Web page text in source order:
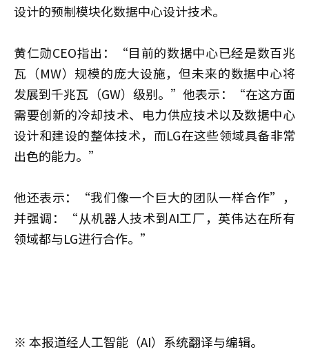
设计的预制模块化数据中心设计技术。
黄仁勋CEO指出：“目前的数据中心已经是数百兆
瓦（MW）规模的庞大设施，但未来的数据中心将
发展到千兆瓦（GW）级别。”他表示：“在这方面
需要创新的冷却技术、电力供应技术以及数据中心
设计和建设的整体技术，而LG在这些领域具备非常
出色的能力。”
他还表示：“我们像一个巨大的团队一样合作”，
并强调：“从机器人技术到AI工厂，英伟达在所有
领域都与LG进行合作。”
※ 本报道经人工智能（AI）系统翻译与编辑。